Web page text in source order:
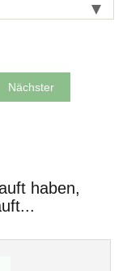
Nächster
haben,